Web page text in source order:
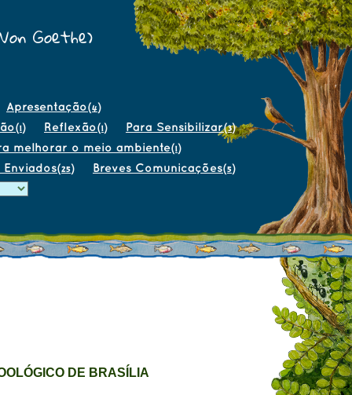
Goethe)
Apresentação(4)
(1) Reflexão(1) Para Sensibilizar(3)
melhorar o meio ambiente(1)
Enviados(25) Breves Comunicações(5)
DE BRASÍLIA